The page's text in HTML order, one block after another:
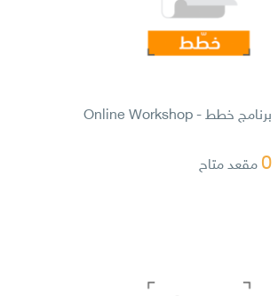
برنامج خطط - Online Workshop
0 مقعد متاح